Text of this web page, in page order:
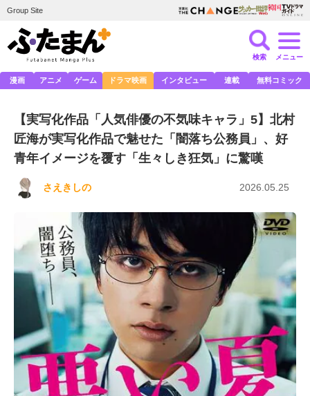
Group Site
検索 メニュー
漫画 アニメ ゲーム ドラマ映画 インタビュー 連載 無料コミック
【実写化作品「人気俳優の不気味キャラ」5】北村
匠海が実写化作品で魅せた「闇落ち公務員」、好
青年イメージを覆す「生々しき狂気」に驚嘆
さえきしの 2026.05.25